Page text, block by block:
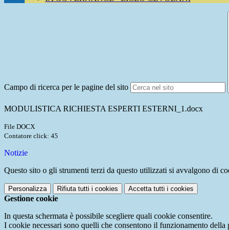
Campo di ricerca per le pagine del sito
MODULISTICA RICHIESTA ESPERTI ESTERNI_1.docx
File DOCX
Contatore click: 45
Notizie
Questo sito o gli strumenti terzi da questo utilizzati si avvalgono di
Personalizza Rifiuta tutti i cookies Accetta tutti i cookies
Gestione cookie
In questa schermata è possibile scegliere quali cookie consentire.
I cookie necessari sono quelli che consentono il funzionamento